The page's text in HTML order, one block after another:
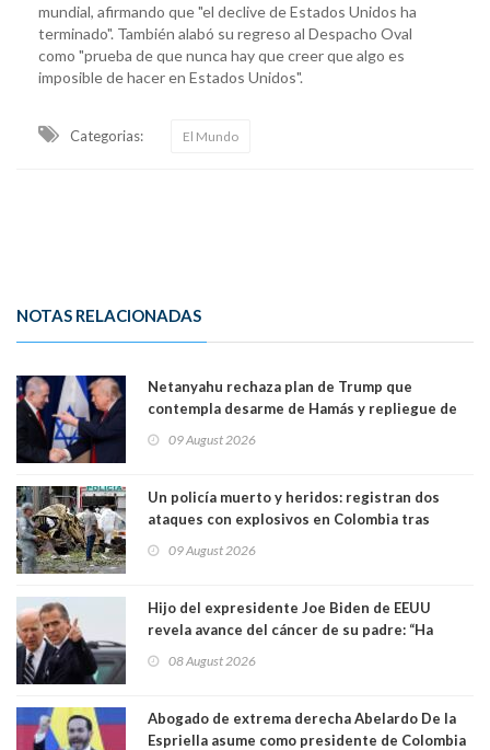
mundial, afirmando que "el declive de Estados Unidos ha
terminado". También alabó su regreso al Despacho Oval
como "prueba de que nunca hay que creer que algo es
imposible de hacer en Estados Unidos".
Categorias: El Mundo
NOTAS RELACIONADAS
Netanyahu rechaza plan de Trump que
contempla desarme de Hamás y repliegue de
09 August 2026
Un policía muerto y heridos: registran dos
ataques con explosivos en Colombia tras
09 August 2026
Hijo del expresidente Joe Biden de EEUU
revela avance del cáncer de su padre: “Ha
08 August 2026
Abogado de extrema derecha Abelardo De la
Espriella asume como presidente de Colombia